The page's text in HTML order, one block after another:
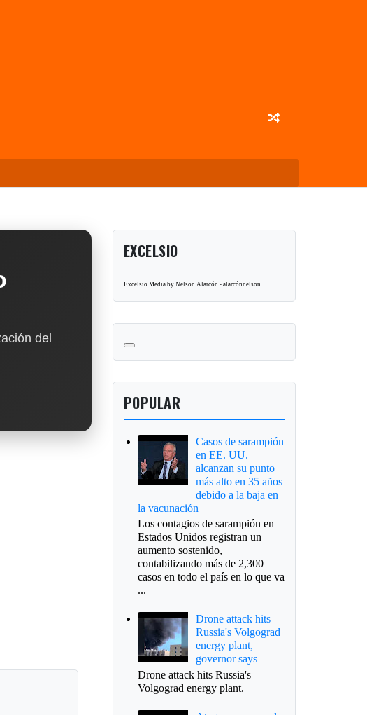
del
EXCELSIO
Excelsio Media by Nelson Alarcón - alarcónnelson
POPULAR
Casos de sarampión
en EE. UU.
alcanzan su punto
más alto en 35 años
debido a la baja en
la vacunación
Los contagios de sarampión en
Estados Unidos registran un
aumento sostenido,
contabilizando más de 2,300
casos en todo el país en lo que va
...
Drone attack hits
Russia's Volgograd
energy plant,
governor says
Drone attack hits Russia's
Volgograd energy plant.